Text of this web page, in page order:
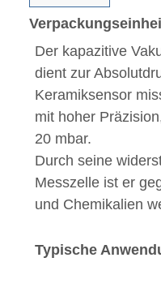
Der kapazitive
dient zur
Keramiksensor
mit hoher
20 mbar.
Durch seine
Messzelle ist er
und Chemikalien
Typische